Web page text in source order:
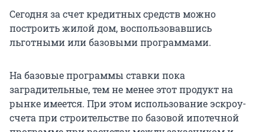
Сегодня за счет кредитных средств можно
построить жилой дом, воспользовавшись
льготными или базовыми программами.
На базовые программы ставки пока
заградительные, тем не менее этот продукт на
рынке имеется. При этом использование эскроу-
счета при строительстве по базовой ипотечной